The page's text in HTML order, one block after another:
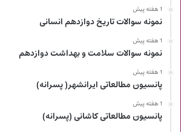
1 هفته پیش
نمونه سوالات تاریخ دوازدهم انسانی
1 هفته پیش
نمونه سوالات سلامت و بهداشت دوازدهم
1 هفته پیش
پانسیون مطالعاتی ایرانشهر( پسرانه)
1 هفته پیش
پانسیون مطالعاتی کاشانی (پسرانه)